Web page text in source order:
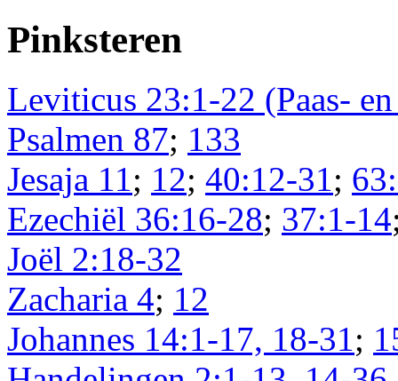
Pinksteren
Leviticus 23:1-22 (Paas-
Psalmen 87; 133
Jesaja 11 ; 12; 40:12-31 ;
Ezechiël 36:16-28; 37:1-14
Joël 2:18-32
Zacharia 4; 12
Johannes 14:1-17, 18-31 ;